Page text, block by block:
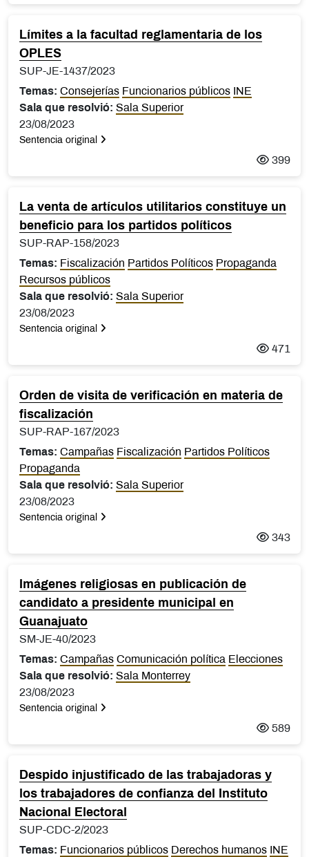
Límites a la facultad reglamentaria de los
OPLES
SUP-JE-1437/2023
Temas: Consejerías Funcionarios públicos
INE
Sala que resolvió: Sala Superior
23/08/2023
Sentencia original
399
La venta de artículos utilitarios constituye un
beneficio para los partidos políticos
SUP-RAP-158/2023
Temas: Fiscalización Partidos Políticos Propaganda
Recursos públicos
Sala que resolvió: Sala Superior
23/08/2023
Sentencia original
471
Orden de visita de verificación en materia de
fiscalización
SUP-RAP-167/2023
Temas: Campañas Fiscalización Partidos Políticos
Propaganda
Sala que resolvió: Sala Superior
23/08/2023
Sentencia original
343
Imágenes religiosas en publicación de
candidato a presidente municipal en
Guanajuato
SM-JE-40/2023
Temas: Campañas Comunicación política Elecciones
Sala que resolvió: Sala Monterrey
23/08/2023
Sentencia original
589
Despido injustificado de las trabajadoras y
los trabajadores de confianza del Instituto
Nacional Electoral
SUP-CDC-2/2023
Temas: Funcionarios públicos Derechos humanos INE